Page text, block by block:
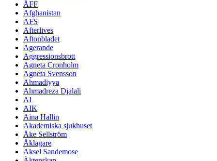
ÅFF
Afghanistan
AFS
Afterlives
Aftonbladet
Agerande
Aggressionsbrott
Agneta Cronholm
Agneta Svensson
Ahmadiyya
Ahmadreza Djalali
AI
AIK
Aina Hallin
Akademiska sjukhuset
Åke Sellström
Åklagare
Aksel Sandemose